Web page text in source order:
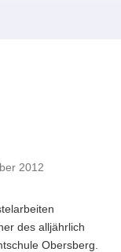
2012
des alljährlich
Obersberg.